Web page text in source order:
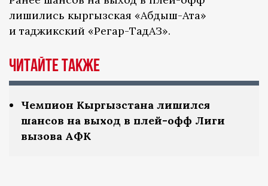
лишились кыргызская «Абдыш-Ата»
и таджикский «Регар-ТадАЗ».
Читайте также
Чемпион Кыргызстана лишился
шансов на выход в плей-офф Лиги
вызова АФК